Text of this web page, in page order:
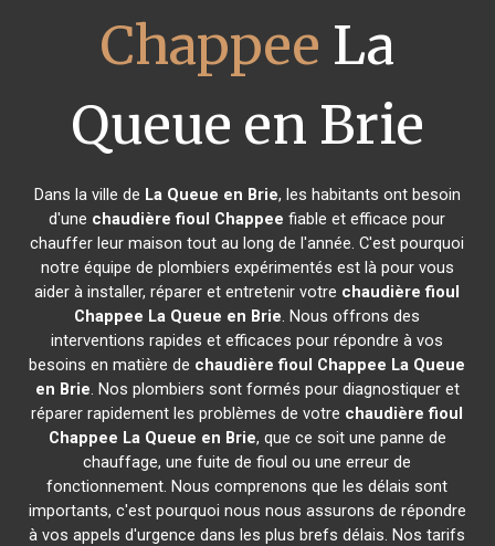
Chappee La
Queue en Brie
Dans la ville de La Queue en Brie, les habitants ont besoin
d'une chaudière fioul Chappee fiable et efficace pour
chauffer leur maison tout au long de l'année. C'est pourquoi
notre équipe de plombiers expérimentés est là pour vous
aider à installer, réparer et entretenir votre chaudière fioul
Chappee La Queue en Brie. Nous offrons des
interventions rapides et efficaces pour répondre à vos
besoins en matière de chaudière fioul Chappee La Queue
en Brie. Nos plombiers sont formés pour diagnostiquer et
réparer rapidement les problèmes de votre chaudière fioul
Chappee La Queue en Brie, que ce soit une panne de
chauffage, une fuite de fioul ou une erreur de
fonctionnement. Nous comprenons que les délais sont
importants, c'est pourquoi nous nous assurons de répondre
à vos appels d'urgence dans les plus brefs délais. Nos tarifs